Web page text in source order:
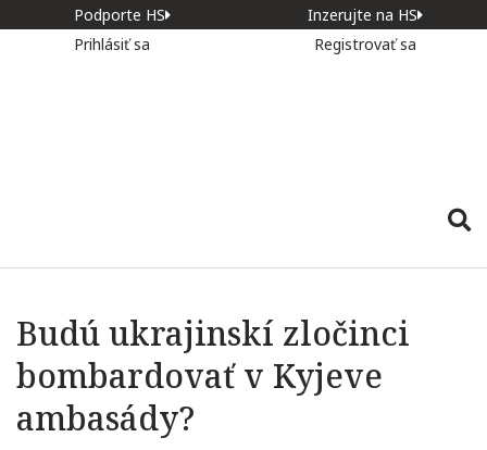
Podporte HS
Inzerujte na HS
Prihlásiť sa
Registrovať sa
Budú ukrajinskí zločinci
bombardovať v Kyjeve
ambasády?